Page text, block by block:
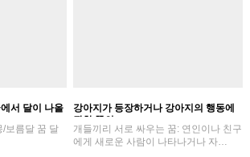
서 달이 나올
/보름달 꿈 달
강아지가 등장하거나 강아지의 행동에
관한 꿈의…
개들끼리 서로 싸우는 꿈: 연인이나 친구
에게 새로운 사람이 나타나거나 자…